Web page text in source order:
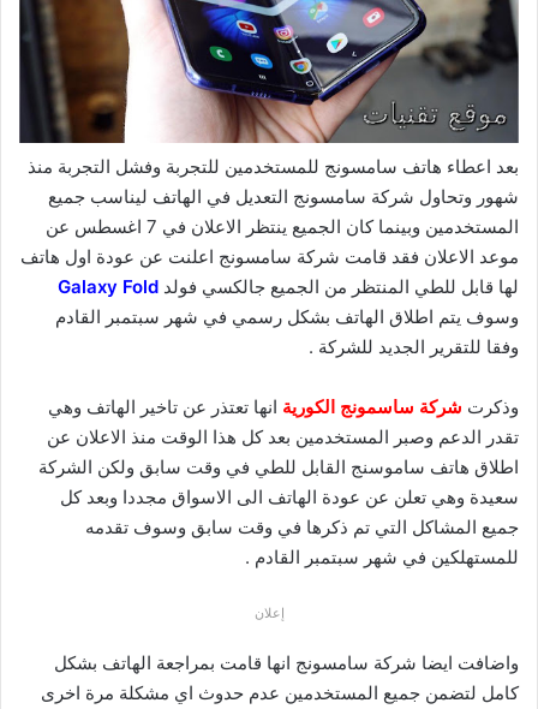
بعد اعطاء هاتف سامسونج للمستخدمين للتجربة وفشل التجربة منذ
شهور وتحاول شركة سامسونج التعديل في الهاتف ليناسب جميع
المستخدمين وبينما كان الجميع ينتظر الاعلان في 7 اغسطس عن
موعد الاعلان فقد قامت شركة سامسونج اعلنت عن عودة اول هاتف
لها قابل للطي المنتظر من الجميع جالكسي فولد Galaxy Fold
وسوف يتم اطلاق الهاتف بشكل رسمي في شهر سبتمبر القادم
وفقا للتقرير الجديد للشركة .
وذكرت شركة ساسمونج الكورية انها تعتذر عن تاخير الهاتف وهي
تقدر الدعم وصبر المستخدمين بعد كل هذا الوقت منذ الاعلان عن
اطلاق هاتف ساموسنج القابل للطي في وقت سابق ولكن الشركة
سعيدة وهي تعلن عن عودة الهاتف الى الاسواق مجددا وبعد كل
جميع المشاكل التي تم ذكرها في وقت سابق وسوف تقدمه
للمستهلكين في شهر سبتمبر القادم .
إعلان
واضافت ايضا شركة سامسونج انها قامت بمراجعة الهاتف بشكل
كامل لتضمن جميع المستخدمين عدم حدوث اي مشكلة مرة اخرى